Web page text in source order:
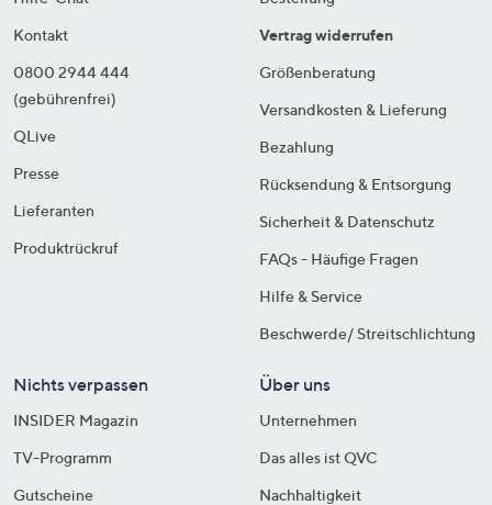
Kontakt
0800 2944 444
(gebührenfrei)
QLive
Presse
Lieferanten
Produktrückruf
Vertrag widerrufen
Größenberatung
Versandkosten & Lieferung
Bezahlung
Rücksendung & Entsorgung
Sicherheit & Datenschutz
FAQs - Häufige Fragen
Hilfe & Service
Beschwerde/ Streitschlichtung
Nichts verpassen
INSIDER Magazin
TV-Programm
Gutscheine
Über uns
Unternehmen
Das alles ist QVC
Nachhaltigkeit